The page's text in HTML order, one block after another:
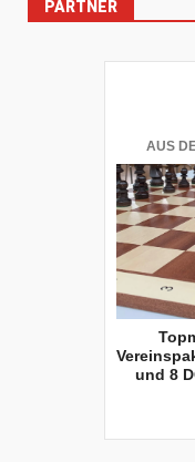
PARTNER
AUS
und 8